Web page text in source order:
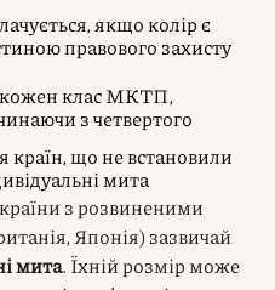
якщо колір є
правового захисту
клас МКТП,
з четвертого
країн, що не встановили
мита
з розвиненими
Японія) зазвичай
мита. Їхній розмір може